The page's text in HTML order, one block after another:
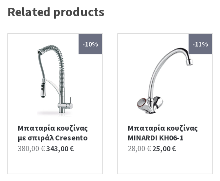
Related products
-10%
Μπαταρία κουζίνας
με σπιράλ Cresento
380,00€Original
was:
343,00€Current
is:
-11%
Μπαταρία κουζίνας
MINARDI KH06-1
28,00€ Original
was:
25,00€Current
is: